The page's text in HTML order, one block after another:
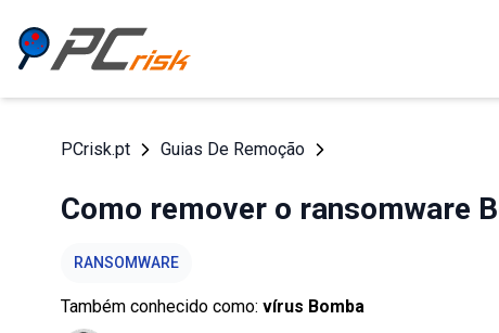
PCrisk.pt Guias De Remoção
Como remover o ransomware
RANSOMWARE
Também conhecido como: vírus Bomba